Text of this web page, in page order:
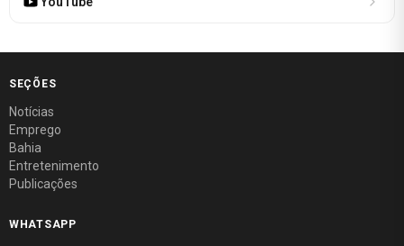
SEÇÕES
Notícias
Emprego
Bahia
Entretenimento
Publicações
WHATSAPP